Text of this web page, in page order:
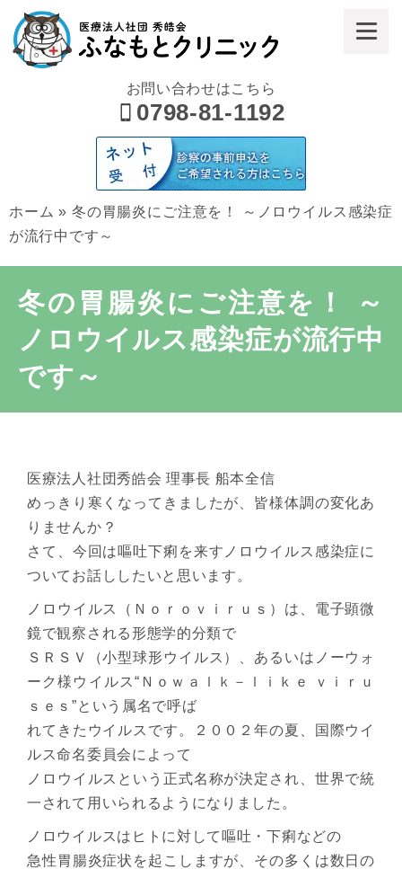
お問い合わせはこちら
0798-81-1192
ホーム » 冬の胃腸炎にご注意を！ ～ノロウイルス感染症
が流行中です～
冬の胃腸炎にご注意を！ ～
ノロウイルス感染症が流行中
です～
医療法人社団秀皓会 理事長 船本全信
めっきり寒くなってきましたが、皆様体調の変化あ
りませんか？
さて、今回は嘔吐下痢を来すノロウイルス感染症に
ついてお話ししたいと思います。
ノロウイルス（Ｎｏｒｏｖｉｒｕｓ）は、電子顕微
鏡で観察される形態学的分類で
ＳＲＳＶ（小型球形ウイルス）、あるいはノーウォ
ーク様ウイルス“Ｎｏｗａｌｋ－ｌｉｋｅ ｖｉｒｕ
ｓｅｓ”という属名で呼ば
れてきたウイルスです。２００２年の夏、国際ウイ
ルス命名委員会によって
ノロウイルスという正式名称が決定され、世界で統
一されて用いられるようになりました。
ノロウイルスはヒトに対して嘔吐・下痢などの
急性胃腸炎症状を起こしますが、その多くは数日の